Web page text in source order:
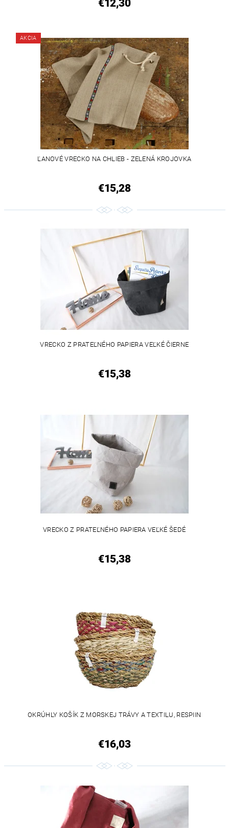
€12,30
AKCIA
ĽANOVÉ VRECKO NA CHLIEB - ZELENÁ KROJOVKA
€15,28
VRECKO Z PRATEĽNÉHO PAPIERA VEĽKÉ ČIERNE
€15,38
VRECKO Z PRATEĽNÉHO PAPIERA VEĽKÉ ŠEDÉ
€15,38
OKRÚHLY KOŠÍK Z MORSKEJ TRÁVY A TEXTILU, RESPIIN
€16,03